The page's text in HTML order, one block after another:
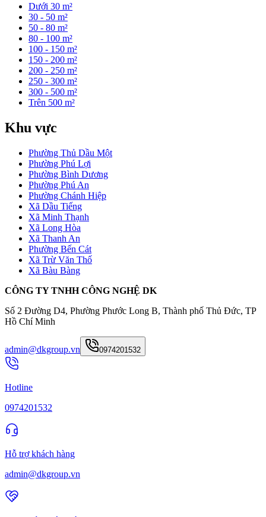
Dưới 30 m²
30 - 50 m²
50 - 80 m²
80 - 100 m²
100 - 150 m²
150 - 200 m²
200 - 250 m²
250 - 300 m²
300 - 500 m²
Trên 500 m²
Khu vực
Phường Thủ Dầu Một
Phường Phú Lợi
Phường Bình Dương
Phường Phú An
Phường Chánh Hiệp
Xã Dầu Tiếng
Xã Minh Thạnh
Xã Long Hòa
Xã Thanh An
Phường Bến Cát
Xã Trừ Văn Thố
Xã Bàu Bàng
CÔNG TY TNHH CÔNG NGHỆ DK
Số 2 Đường D4, Phường Phước Long B, Thành phố Thủ Đức, TP
Hồ Chí Minh
admin@dkgroup.vn 0974201532
Hotline
0974201532
Hỗ trợ khách hàng
admin@dkgroup.vn